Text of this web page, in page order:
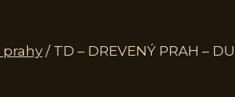
prahy / TD – DREVENÝ PRAH –